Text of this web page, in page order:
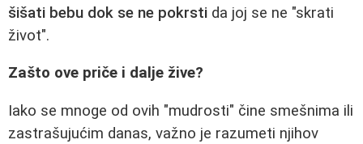
šišati bebu dok se ne pokrsti da joj se ne "skrati
život".
Zašto ove priče i dalje žive?
Iako se mnoge od ovih "mudrosti" čine smešnima ili
zastrašujućim danas, važno je razumeti njihov